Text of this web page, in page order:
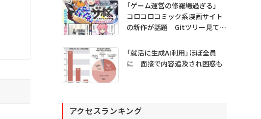
「ゲーム運営の修羅場過ぎる」
コロコロコミック系漫画サイト
の新作が話題 Gitツリー見てガ
「就活に生成AI利用」ほぼ全員
に 面接で内容追及され困惑も
アクセスランキング